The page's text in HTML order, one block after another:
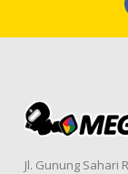
Jl. Gunung Sahari